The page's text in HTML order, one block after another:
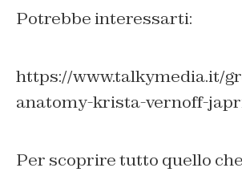
Potrebbe interessarti:
https://www.talkymedia.it/
anatomy-krista-vernoff-
Per scoprire tutto quello